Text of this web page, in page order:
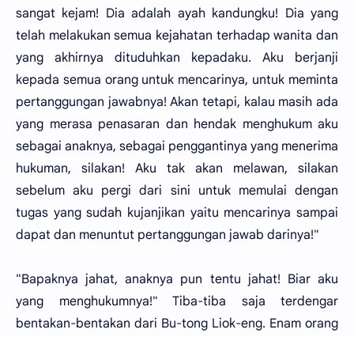
sangat kejam! Dia adalah ayah kandungku! Dia yang
telah melakukan semua kejahatan terhadap wanita dan
yang akhirnya dituduhkan kepadaku. Aku berjanji
kepada semua orang untuk mencarinya, untuk meminta
pertanggungan jawabnya! Akan tetapi, kalau masih ada
yang merasa penasaran dan hendak menghukum aku
sebagai anaknya, sebagai penggantinya yang menerima
hukuman, silakan! Aku tak akan melawan, silakan
sebelum aku pergi dari sini untuk memulai dengan
tugas yang sudah kujanjikan yaitu mencarinya sampai
dapat dan menuntut pertanggungan jawab darinya!"
"Bapaknya jahat, anaknya pun tentu jahat! Biar aku
yang menghukumnya!" Tiba-tiba saja terdengar
bentakan-bentakan dari Bu-tong Liok-eng. Enam orang